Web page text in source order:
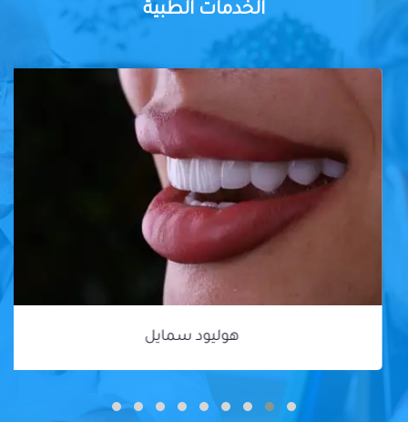
الخدمات الطبية
هوليود سمايل